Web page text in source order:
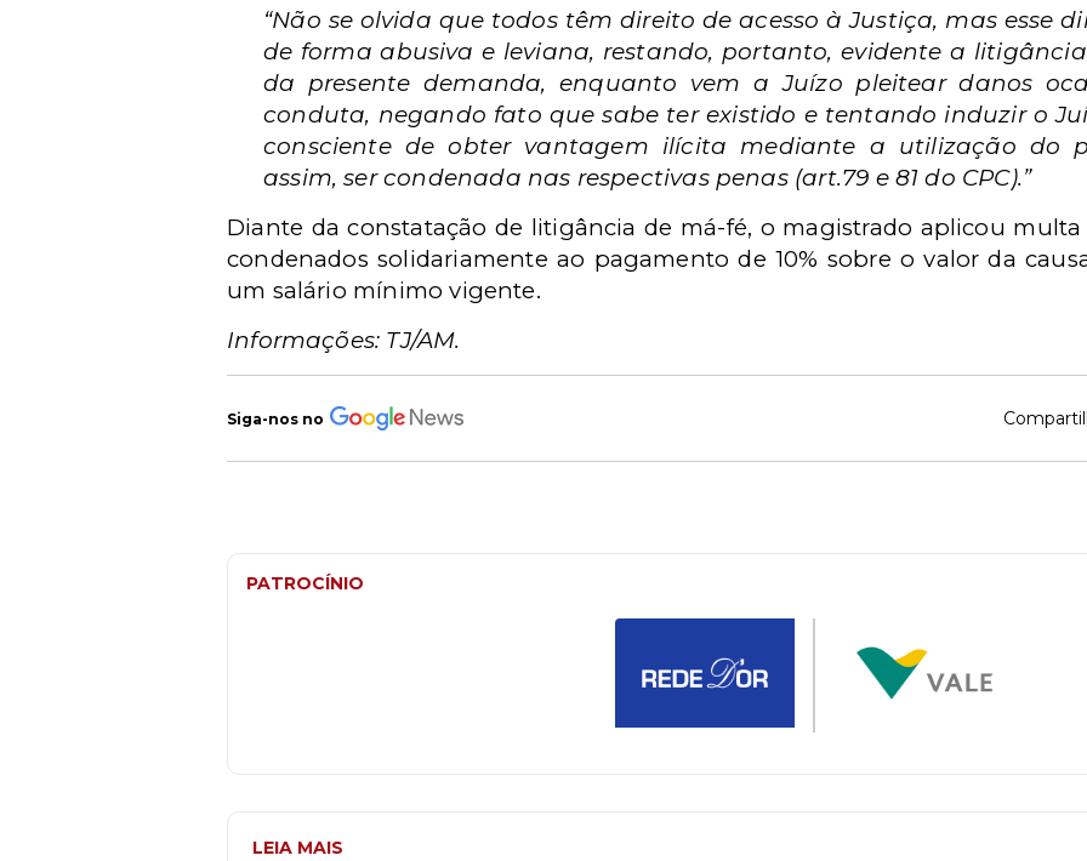
“Não se olvida que todos têm direito de acesso à Justiça, mas esse
de forma abusiva e leviana, restando, portanto, evidente a
da presente demanda, enquanto vem a Juízo pleitear danos
conduta, negando fato que sabe ter existido e tentando induzir o
consciente de obter vantagem ilícita mediante a utilização do
assim, ser condenada nas respectivas penas (art.79 e 81 do CPC).”
Diante da constatação de litigância de má-fé, o magistrado aplicou
condenados solidariamente ao pagamento de 10% sobre o valor da
um salário mínimo vigente.
Informações: TJ/AM.
Siga-nos no
PATROCÍNIO
LEIA MAIS